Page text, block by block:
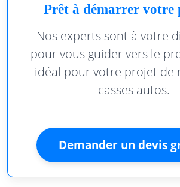
Prêt à démarrer votre
Nos experts sont à votre
pour vous guider vers le
idéal pour votre projet de
casses autos.
Demander un devis